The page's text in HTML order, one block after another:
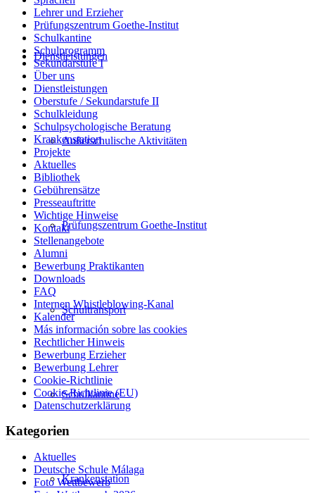
Dienstleistungen
Außerschulische Aktivitäten
Prüfungszentrum Goethe-Institut
Schultransport
Schulkantine
Krankenstation
Lehrer und Erzieher
Prüfungszentrum Goethe-Institut
Schulkantine
Schulprogramm
Sekundarstufe I
Über uns
Dienstleistungen
Oberstufe / Sekundarstufe II
Schulkleidung
Schulpsychologische Beratung
Krankenstation
Projekte
Aktuelles
Bibliothek
Gebührensätze
Presseauftritte
Wichtige Hinweise
Kontakt
Stellenangebote
Alumni
Bewerbung Praktikanten
Downloads
FAQ
Internen Whistleblowing-Kanal
Kalender
Más información sobre las cookies
Rechtlicher Hinweis
Bewerbung Erzieher
Bewerbung Lehrer
Cookie-Richtlinie
Cookie-Richtlinie (EU)
Datenschutzerklärung
Kategorien
Aktuelles
Deutsche Schule Málaga
Foto Wettbewerb